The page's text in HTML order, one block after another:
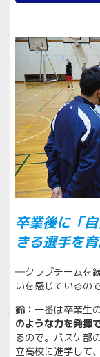
卒業後に「
きる選手を
―クラブチームを
いを感じているの
鈴： 一番は卒業生
のような力を発揮
るので。バスケ部
立高校に進学して